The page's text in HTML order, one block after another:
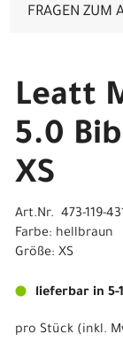
FRAGEN ZUM
Leatt
5.0
XS
Art.Nr. 473-119-
Farbe: hellbraun
Größe: XS
lieferbar in 5-
pro Stück (inkl.